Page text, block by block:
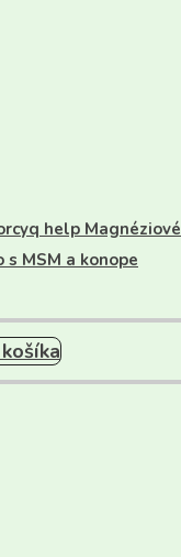
help Magnéziové
MSM a konope